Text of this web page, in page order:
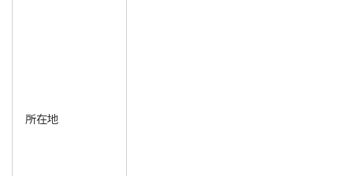
所在地